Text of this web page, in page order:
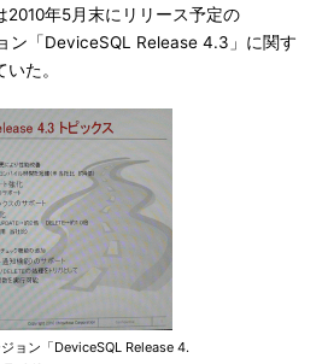
年5月末にリリース予定の
ン「DeviceSQL Release 4.3」に関す
た。
ョン「DeviceSQL Release 4.